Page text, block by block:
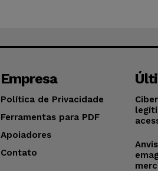
Empresa
Política de Privacidade
Ferramentas para PDF
Apoiadores
Contato